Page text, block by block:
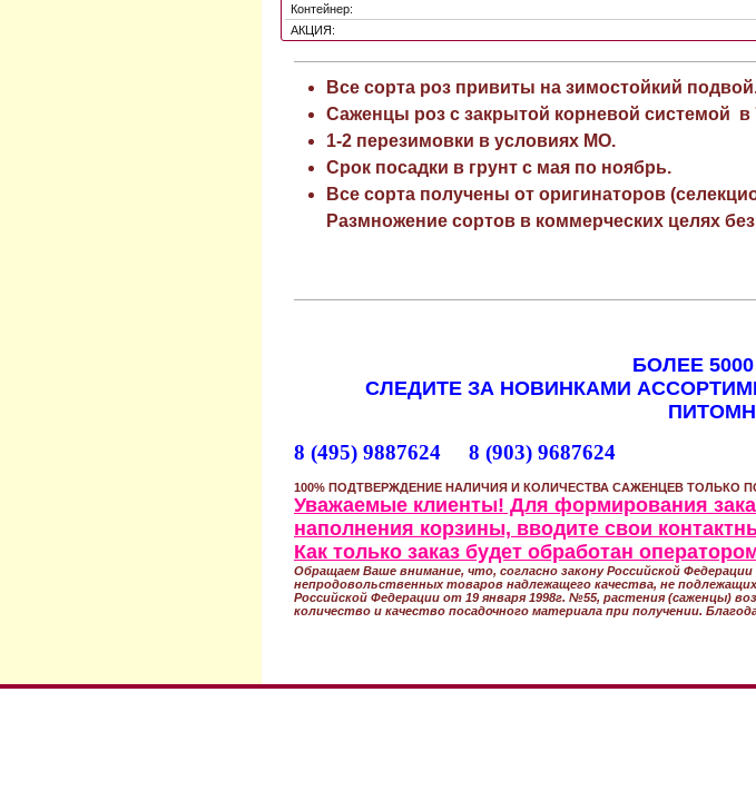
Контейнер:
АКЦИЯ:
Все сорта роз привиты на зимостойкий
Саженцы роз с закрытой корневой системой в
1-2 перезимовки в условиях МО.
Срок посадки в грунт с мая по ноябрь.
Все сорта получены от оригинаторов
Размножение сортов в коммерческих целях
БОЛЕЕ
СЛЕДИТЕ ЗА НОВИНКАМИ
8 (495) 9887624 8 (903) 9687624
100% ПОДТВЕРЖДЕНИЕ НАЛИЧИЯ И КОЛИЧЕСТВА САЖЕНЦЕВ ТОЛЬКО
Уважаемые клиенты! Для формирования
наполнения корзины, вводите свои
Как только заказ будет обработан
Обращаем Ваше внимание, что, согласно закону Российской
непродовольственных товаров надлежащего качества, не
Российской Федерации от 19 января 1998г. №55, растения (саженцы)
количество и качество посадочного материала при получении.